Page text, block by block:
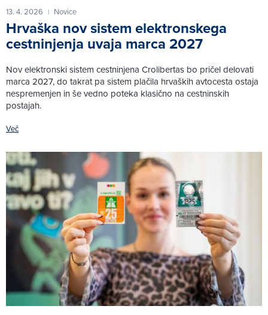
13. 4. 2026 | Novice
Hrvaška nov sistem elektronskega
cestninjenja uvaja marca 2027
Nov elektronski sistem cestninjena Crolibertas bo pričel delovati
marca 2027, do takrat pa sistem plačila hrvaških avtocesta ostaja
nespremenjen in še vedno poteka klasično na cestninskih
postajah.
Več